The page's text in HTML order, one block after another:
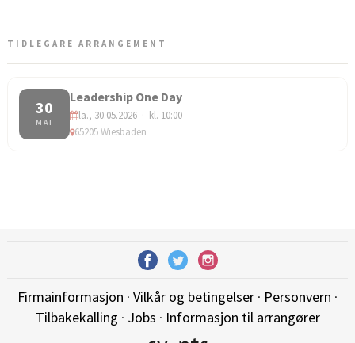
TIDLEGARE ARRANGEMENT
30
MAI
Leadership One Day
la., 30.05.2026 · kl. 10:00
65205 Wiesbaden
Firmainformasjon · Vilkår og betingelser · Personvern ·
Tilbakekalling · Jobs · Informasjon til arrangører